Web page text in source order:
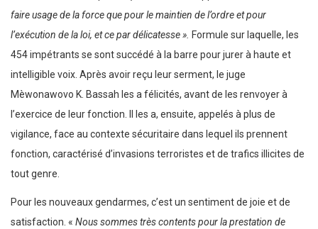
faire usage de la force que pour le maintien de l’ordre et pour
l’exécution de la loi, et ce par délicatesse ». Formule sur laquelle, les
454 impétrants se sont succédé à la barre pour jurer à haute et
intelligible voix. Après avoir reçu leur serment, le juge
Mèwonawovo K. Bassah les a félicités, avant de les renvoyer à
l’exercice de leur fonction. Il les a, ensuite, appelés à plus de
vigilance, face au contexte sécuritaire dans lequel ils prennent
fonction, caractérisé d’invasions terroristes et de trafics illicites de
tout genre.
Pour les nouveaux gendarmes, c’est un sentiment de joie et de
satisfaction. « Nous sommes très contents pour la prestation de